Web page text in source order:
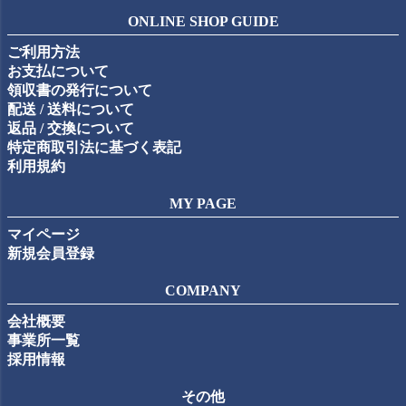
ップ
ONLINE SHOP GUIDE
ご利用方法
お支払について
領収書の発行について
配送 / 送料について
返品 / 交換について
特定商取引法に基づく表記
利用規約
MY PAGE
マイページ
新規会員登録
COMPANY
会社概要
事業所一覧
採用情報
その他